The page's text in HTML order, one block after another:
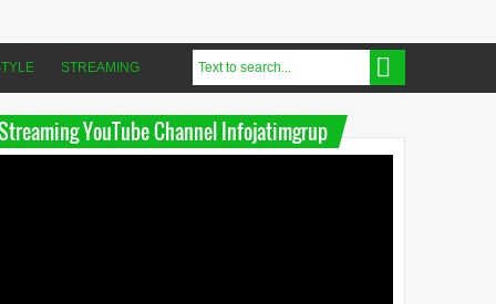
STREAMING
YouTube Channel Infojatimgrup